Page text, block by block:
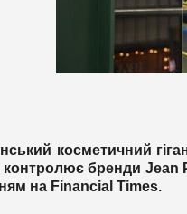
косметичний
контролює бренди Jean
на Financial Times.